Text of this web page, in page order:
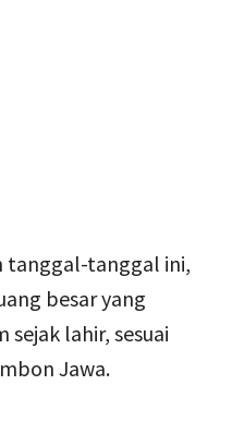
tanggal-tanggal ini,
besar yang
lahir, sesuai
Jawa.